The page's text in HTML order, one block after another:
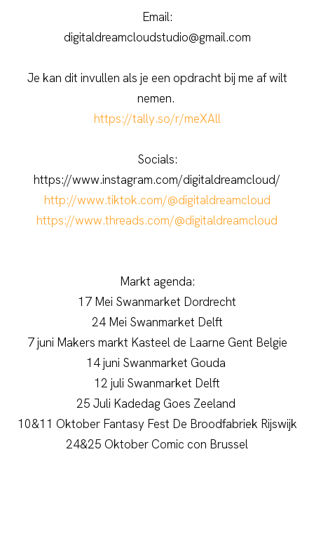
Email:
digitaldreamcloudstudio@gmail.com
Je kan dit invullen als je een opdracht bij me af wilt
nemen.
https://tally.so/r/meXAll
Socials:
https://www.instagram.com/digitaldreamcloud/
http://www.tiktok.com/@digitaldreamcloud
https://www.threads.com/@digitaldreamcloud
Markt agenda:
17 Mei Swanmarket Dordrecht
24 Mei Swanmarket Delft
7 juni Makers markt Kasteel de Laarne Gent Belgie
14 juni Swanmarket Gouda
12 juli Swanmarket Delft
25 Juli Kadedag Goes Zeeland
10&11 Oktober Fantasy Fest De Broodfabriek Rijswijk
24&25 Oktober Comic con Brussel